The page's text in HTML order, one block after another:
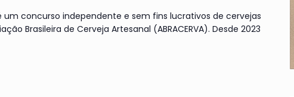
um concurso independente e sem fins lucrativos de cervejas
Brasileira de Cerveja Artesanal (ABRACERVA). Desde 2023